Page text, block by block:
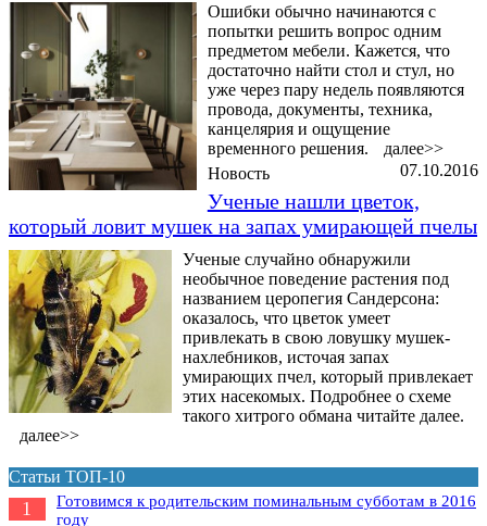
Ошибки обычно начинаются с
попытки решить вопрос одним
предметом мебели. Кажется, что
достаточно найти стол и стул, но
уже через пару недель появляются
провода, документы, техника,
канцелярия и ощущение
временного решения.
далее>>
07.10.2016
Новость
Ученые нашли цветок,
который ловит мушек на запах умирающей пчелы
Ученые случайно обнаружили
необычное поведение растения под
названием церопегия Сандерсона:
оказалось, что цветок умеет
привлекать в свою ловушку мушек-
нахлебников, источая запах
умирающих пчел, который привлекает
этих насекомых. Подробнее о схеме
такого хитрого обмана читайте далее.
далее>>
Статьи ТОП-10
1
Готовимся к родительским поминальным субботам в 2016
году